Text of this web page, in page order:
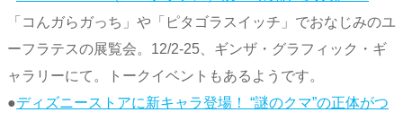
「コんガらガっち」や「ピタゴラスイッチ」でおなじみのユ
ーフラテスの展覧会。12/2-25、ギンザ・グラフィック・ギ
ャラリーにて。トークイベントもあるようです。
●ディズニーストアに新キャラ登場！ “謎のクマ”の正体がつ